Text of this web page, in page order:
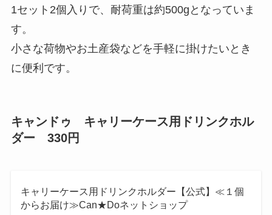
1セット2個入りで、耐荷重は約500gとなっていま
す。
小さな荷物やお土産袋などを手軽に掛けたいとき
に便利です。
キャンドゥ キャリーケース用ドリンクホル
ダー 330円
キャリーケース用ドリンクホルダー【公式】≪１個
からお届け≫Can★Doネットショップ